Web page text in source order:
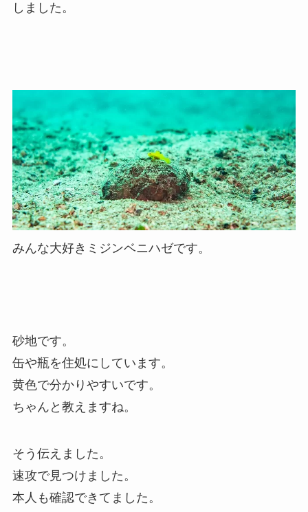
しました。
みんな大好きミジンベニハゼです。
砂地です。
缶や瓶を住処にしています。
黄色で分かりやすいです。
ちゃんと教えますね。
そう伝えました。
速攻で見つけました。
本人も確認できてました。